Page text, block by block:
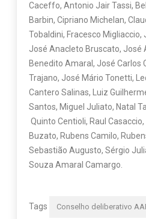
Caceffo, Antonio Jair Tassi,
Barbin, Cipriano Michelan,
Tobaldini, Fracesco
José Anacleto Bruscato, José
Benedito Amaral, José Carlos
Trajano, José Mário Tonetti,
Cantero Salinas, Luiz
Santos, Miguel Juliato, Natal
Quinto Centioli, Raul
Buzato, Rubens Camilo,
Sebastião Augusto, Sérgio
Souza Amaral Camargo.
Tags Conselho deliberativo